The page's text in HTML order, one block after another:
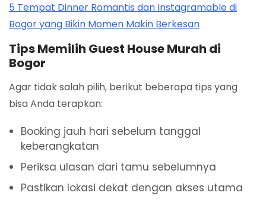
5 Tempat Dinner Romantis dan Instagramable di
Bogor yang Bikin Momen Makin Berkesan
Tips Memilih Guest House Murah di
Bogor
Agar tidak salah pilih, berikut beberapa tips yang
bisa Anda terapkan:
Booking jauh hari sebelum tanggal
keberangkatan
Periksa ulasan dari tamu sebelumnya
Pastikan lokasi dekat dengan akses utama